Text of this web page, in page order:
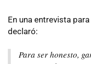
En una entrevista
declaró:
Para ser honesto,